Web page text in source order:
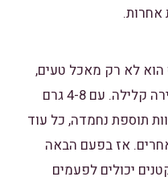
אחרות.
הוא לא רק מאכל טעים,
אלא גם מקסימום של חלבון באווירה קלילה. עם 4-8 גרם
להוות תוספת נחמדה, כל עוד
אז בפעם הבאה
יכולים לפעמים